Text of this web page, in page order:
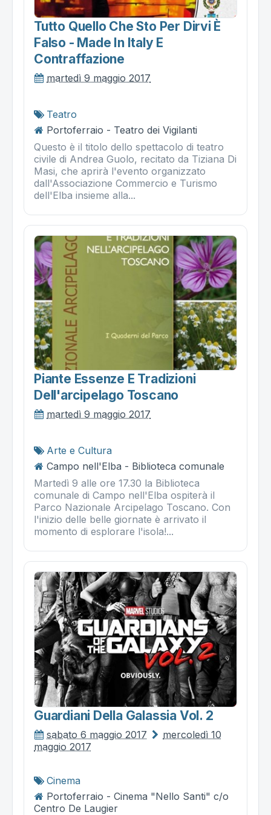
Tutto Quello Che Sto Per Dirvi È
Falso - Made In Italy E
Contraffazione
martedì 9 maggio 2017
Teatro
Portoferraio - Teatro dei Vigilanti
Questo è il titolo dello spettacolo di teatro
civile di Andrea Guolo, recitato da Tiziana Di
Masi, che aprirà l'evento organizzato
dall'Associazione Commercio e Turismo
dell'Elba insieme alla...
Piante Essenze E Tradizioni
Dell'arcipelago Toscano
martedì 9 maggio 2017
Arte e Cultura
Campo nell'Elba - Biblioteca comunale
Martedì 9 alle ore 17.30 la Biblioteca
comunale di Campo nell'Elba ospiterà il
Parco Nazionale Arcipelago Toscano. Con
l'inizio delle belle giornate è arrivato il
momento di esplorare l'isola!...
Guardiani Della Galassia Vol. 2
sabato 6 maggio 2017
mercoledì 10
maggio 2017
Cinema
Portoferraio - Cinema "Nello Santi" c/o
Centro De Laugier